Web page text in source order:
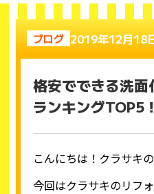
ブログ 2019年12月18
格安でできる洗
ランキングTOP5！
こんにちは！クラサキ
今回はクラサキのリフ